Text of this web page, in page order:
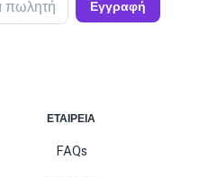
πωλητή Εγγραφή
ΕΤΑΙΡΕΊΑ
FAQs